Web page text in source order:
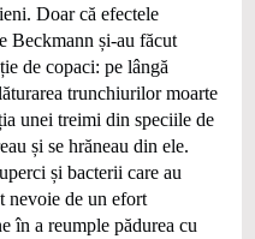
Doar că efectele
Beckmann și-au făcut
de copaci: pe lângă
trunchiurilor moarte
unei treimi din speciile de
și se hrăneau din ele.
și bacterii care au
nevoie de un efort
în a reumple pădurea cu